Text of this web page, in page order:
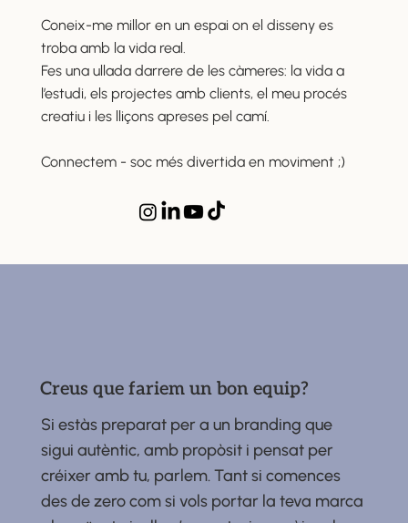
Coneix-me millor en un espai on el disseny es
troba amb la vida real.
Fes una ullada darrere de les càmeres: la vida a
l’estudi, els projectes amb clients, el meu procés
creatiu i les lliçons apreses pel camí.
Connectem - soc més divertida en moviment ;)
Creus que fariem un bon equip?
Si estàs preparat per a un branding que
sigui autèntic, amb propòsit i pensat per
créixer amb tu, parlem. Tant si comences
des de zero com si vols portar la teva marca